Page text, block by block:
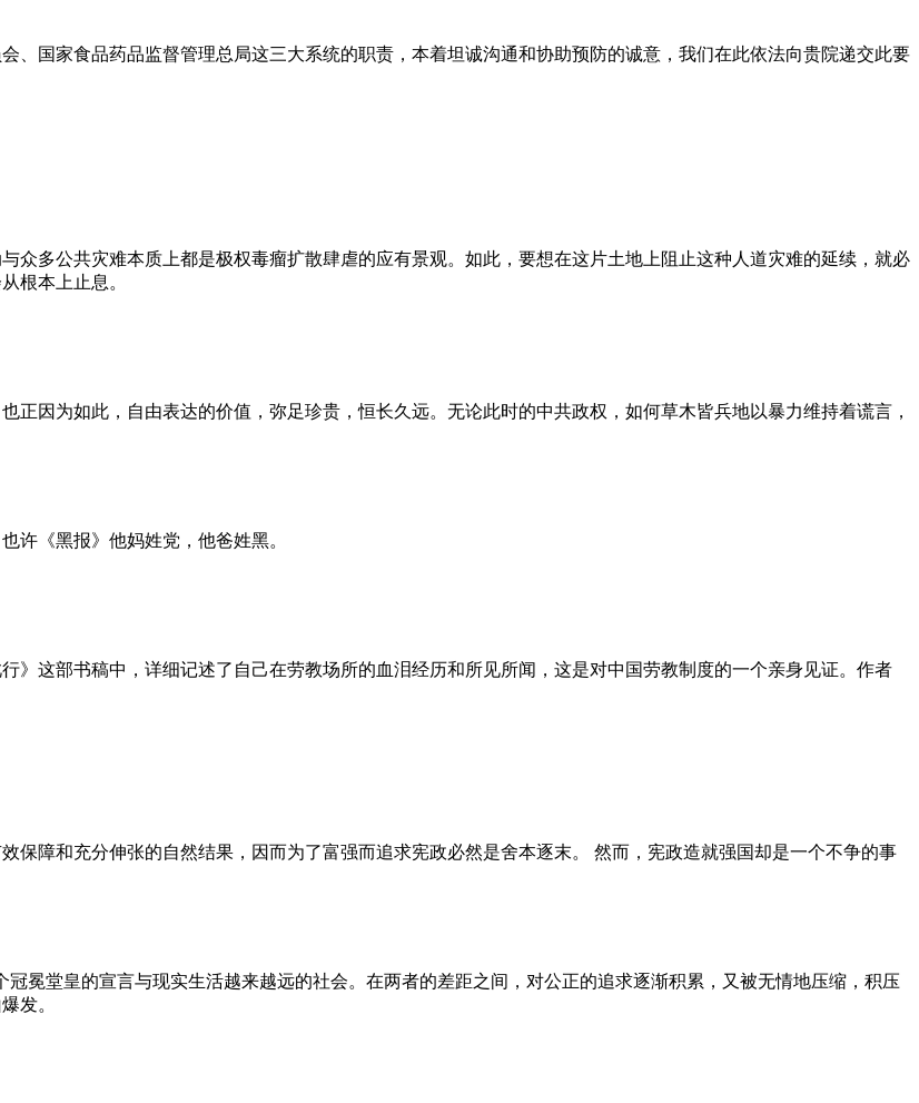
、国家食品药品监督管理总局这三大系统的职责，本着坦诚沟通和协助预防的诚意，我们在此依法向贵院递交此要
众多公共灾难本质上都是极权毒瘤扩散肆虐的应有景观。如此，要想在这片土地上阻止这种人道灾难的延续，就必
根本上止息。
因为如此，自由表达的价值，弥足珍贵，恒长久远。无论此时的中共政权，如何草木皆兵地以暴力维持着谎言，
许《黑报》他妈姓党，他爸姓黑。
》这部书稿中，详细记述了自己在劳教场所的血泪经历和所见所闻，这是对中国劳教制度的一个亲身见证。作者
保障和充分伸张的自然结果，因而为了富强而追求宪政必然是舍本逐末。 然而，宪政造就强国却是一个不争的事
冕堂皇的宣言与现实生活越来越远的社会。在两者的差距之间，对公正的追求逐渐积累，又被无情地压缩，积压
发。